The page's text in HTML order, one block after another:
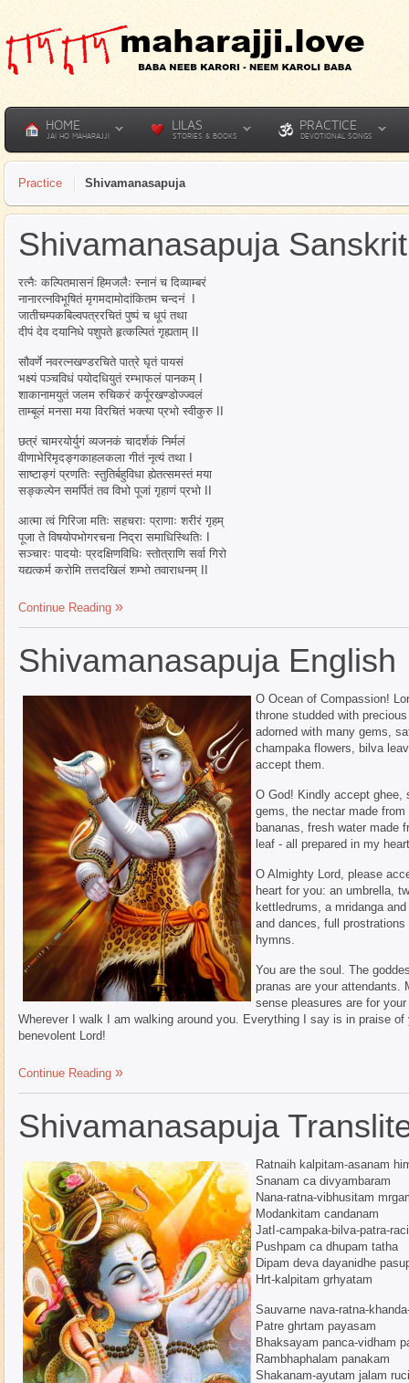
HOME
JAI HO MAHARAJJI
LILAS
STORIES & BOOKS
PRACTICE
DEVOTIONAL SONGS
Practice Shivamanasapuja
Shivamanasapuja Sanskrit
रत्नैः कल्पितमासनं हिमजलैः स्नानं च दिव्याम्बरं
नानारत्नविभूषितं मृगमदामोदांकितम चन्दनं I
जातीचम्पकबिल्वपत्ररचितं पुष्पं च धूपं तथा
दीपं देव दयानिधे पशुपते हृत्कल्पितं गृह्यताम् II
सौवर्णे नवरत्नखण्डरचिते पात्रे घृतं पायसं
भक्ष्यं पञ्चविधं पयोदधियुतं रम्भाफलं पानकम् I
शाकानामयुतं जलम रुचिकरं कर्पूरखण्डोज्ज्वलं
ताम्बूलं मनसा मया विरचितं भक्त्या प्रभो स्वीकुरु II
छत्रं चामरयोर्युगं व्यजनकं चादर्शकं निर्मलं
वीणाभेरिमृदङ्गकाहलकला गीतं नृत्यं तथा I
साष्टाङ्गं प्रणतिः स्तुतिर्बहुविधा ह्येतत्समस्तं मया
सङ्कल्पेन समर्पितं तव विभो पूजां गृहाणं प्रभो II
आत्मा त्वं गिरिजा मतिः सहचराः प्राणाः शरीरं गृहम्
पूजा ते विषयोपभोगरचना निद्रा समाधिस्थितिः I
सञ्चारः पादयोः प्रदक्षिणविधिः स्तोत्राणि सर्वा गिरो
यद्यत्कर्म करोमि तत्तदखिलं शम्भो तवाराधनम् II
Continue Reading
Shivamanasapuja English
O Ocean of Compassion!
throne studded with
adorned with many gems,
champaka flowers, bilva
accept them.
O God! Kindly accept ghee,
gems, the nectar made
bananas, fresh water made
leaf - all prepared in my
O Almighty Lord, please
heart for you: an umbrella,
kettledrums, a mridanga
and dances, full
hymns.
You are the soul. The
pranas are your attendants.
sense pleasures are for
Wherever I walk I am walking around you. Everything I say is in praise
benevolent Lord!
Continue Reading
Shivamanasapuja
Ratnaih kalpitam-asanam
Snanam ca divyambaram
Nana-ratna-vibhusitam
Modankitam candanam
JatI-campaka-bilva-patra-
Pushpam ca dhupam tatha
Dipam deva dayanidhe
Hrt-kalpitam grhyatam
Sauvarne nava-ratna-
Patre ghrtam payasam
Bhaksayam panca-vidham
Rambhaphalam panakam
Shakanam-ayutam jalam